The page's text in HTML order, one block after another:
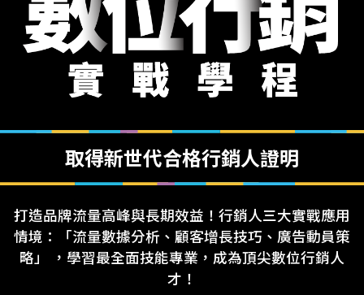
取得新世代合格行銷人證明
打造品牌流量高峰與長期效益！行銷人三大實戰應用
情境：「流量數據分析、顧客增長技巧、廣告動員策
略」 ，學習最全面技能專業，成為頂尖數位行銷人
才！